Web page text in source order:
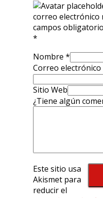
correo electrónico
campos
*
Nombre *
Correo electrónico
Sitio Web
¿Tiene algún
Este sitio usa
Akismet para
reducir el